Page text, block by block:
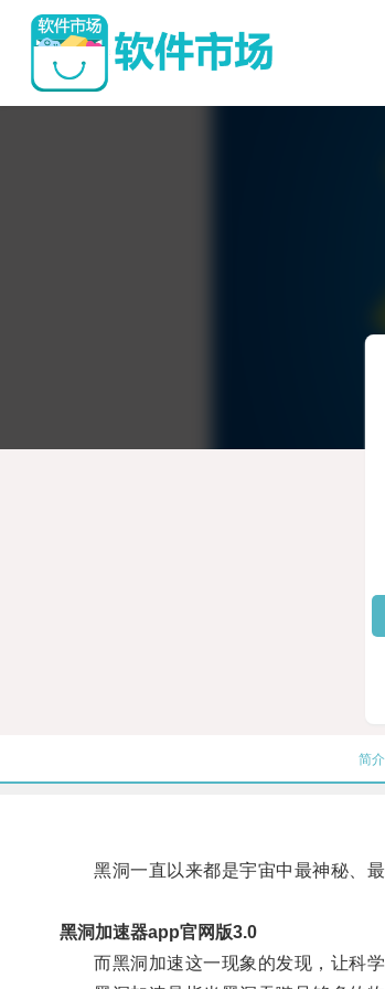
简介
黑洞一直以来都是宇宙中最神秘、最
黑洞加速器app官网版3.0
而黑洞加速这一现象的发现，让科学